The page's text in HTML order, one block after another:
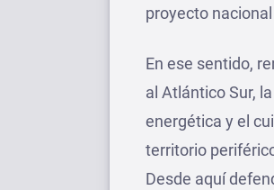
proyecto
En ese sentido,
al Atlántico Sur,
energética y el
territorio
Desde aquí